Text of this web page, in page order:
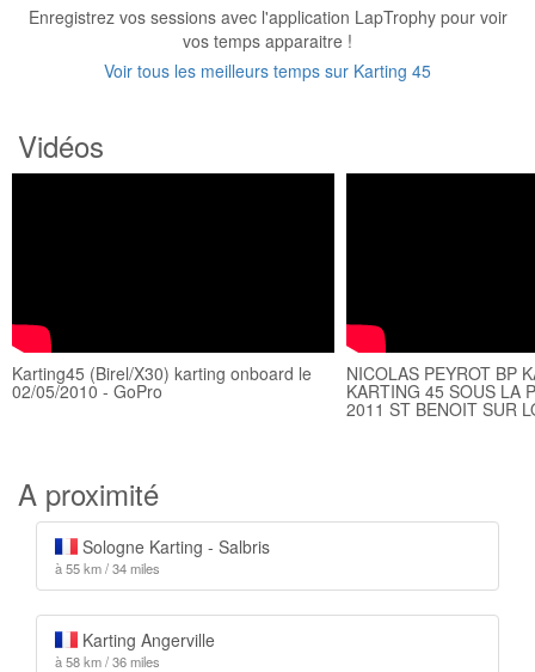
Enregistrez vos sessions avec l'application LapTrophy pour voir
vos temps apparaitre !
Voir tous les meilleurs temps sur Karting 45
Vidéos
Karting45 (Birel/X30) karting onboard le
02/05/2010 - GoPro
NICOLAS PEYROT BP
KARTING 45 SOUS LA
2011 ST BENOIT SUR
A proximité
Sologne Karting - Salbris
à 55 km / 34 miles
Karting Angerville
à 58 km / 36 miles